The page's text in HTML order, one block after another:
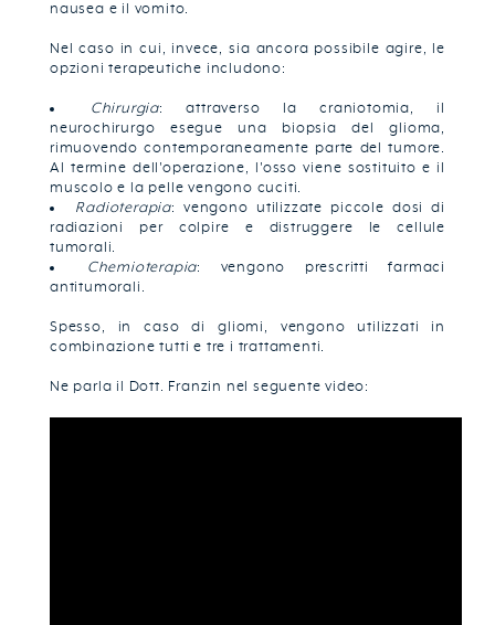
nausea e il vomito.
Nel caso in cui, invece, sia ancora possibile agire, le
opzioni terapeutiche includono:
Chirurgia: attraverso la craniotomia, il
neurochirurgo esegue una biopsia del glioma,
rimuovendo contemporaneamente parte del tumore.
Al termine dell'operazione, l'osso viene sostituito e il
muscolo e la pelle vengono cuciti.
Radioterapia: vengono utilizzate piccole dosi di
radiazioni per colpire e distruggere le cellule
tumorali.
Chemioterapia: vengono prescritti farmaci
antitumorali.
Spesso, in caso di gliomi, vengono utilizzati in
combinazione tutti e tre i trattamenti.
Ne parla il Dott. Franzin nel seguente video: